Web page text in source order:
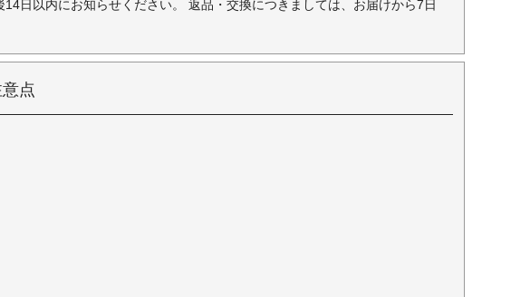
日以内にお知らせください。 返品・交換につきましては、お届けから7日
点